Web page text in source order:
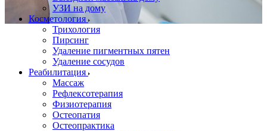
УЗИ на дому
Косметология
Трихология
Пирсинг
Удаление пигментных пятен
Удаление сосудов
Реабилитация
Массаж
Рефлексотерапия
Физиотерапия
Остеопатия
Остеопрактика